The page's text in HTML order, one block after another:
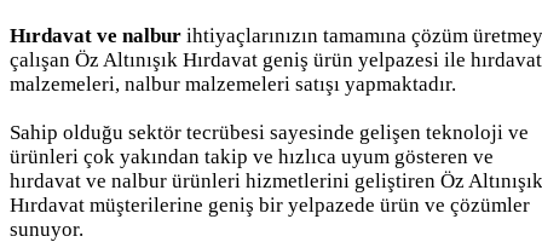
Hırdavat ve nalbur ihtiyaçlarınızın tamamına çözüm
çalışan Öz Altınışık Hırdavat geniş ürün yelpazesi ile hırdavat
malzemeleri, nalbur malzemeleri satışı yapmaktadır.
Sahip olduğu sektör tecrübesi sayesinde gelişen teknoloji ve
ürünleri çok yakından takip ve hızlıca uyum gösteren ve
hırdavat ve nalbur ürünleri hizmetlerini geliştiren Öz Altınışık
Hırdavat müşterilerine geniş bir yelpazede ürün ve çözümler
sunuyor.